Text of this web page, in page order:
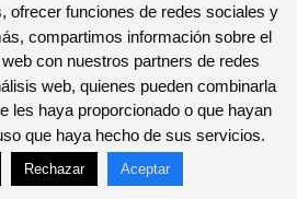
Theme by TagDiv
ofrecer funciones de redes sociales y
compartimos información sobre el
con nuestros partners de redes
web, quienes pueden combinarla
les haya proporcionado o que hayan
que haya hecho de sus servicios.
Rechazar Aceptar